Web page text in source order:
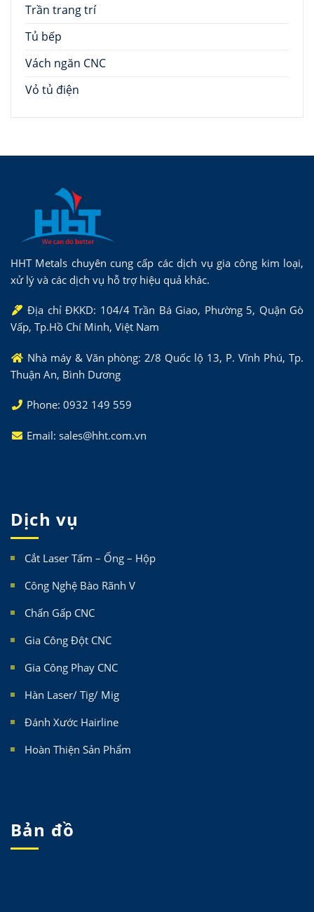
Trần trang trí
Tủ bếp
Vách ngăn CNC
Vỏ tủ điện
HHT Metals chuyên cung cấp các dịch vụ gia công kim loại,
xử lý và các dịch vụ hỗ trợ hiệu quả khác.
Địa chỉ ĐKKD: 104/4 Trần Bá Giao, Phường 5, Quận Gò
Vấp, Tp.Hồ Chí Minh, Việt Nam
Nhà máy & Văn phòng: 2/8 Quốc lộ 13, P. Vĩnh Phú, Tp.
Thuận An, Bình Dương
Phone: 0932 149 559
Email: sales@hht.com.vn
Dịch vụ
Cắt Laser Tấm – Ống – Hộp
Công Nghệ Bào Rãnh V
Chấn Gấp CNC
Gia Công Đột CNC
Gia Công Phay CNC
Hàn Laser/ Tig/ Mig
Đánh Xước Hairline
Hoàn Thiện Sản Phẩm
Bản đồ